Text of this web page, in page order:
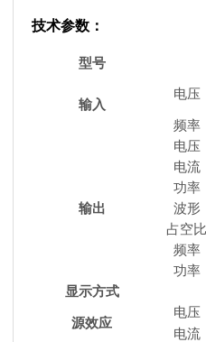
技术参数：
型号
输入
电压
频率
输出
电压
电流
功率
波形
占空比
频率
功率
显示方式
源效应
电压
电流